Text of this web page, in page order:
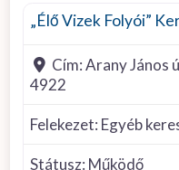
„Élő Vizek Folyói”
Cím:Arany János
4922
Felekezet: Egyéb
Státusz: Működő